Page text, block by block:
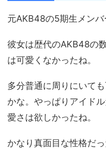
元AKB48の5期生メンバ
彼女は歴代のAKB48の
は可愛くなかったね。
多分普通に周りにいて
かな。やっぱりアイド
愛さは欲しかったね。
かなり真面目な性格だ